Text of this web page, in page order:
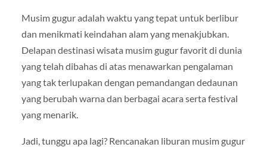
Musim gugur adalah waktu yang tepat untuk berlibur
dan menikmati keindahan alam yang menakjubkan.
Delapan destinasi wisata musim gugur favorit di dunia
yang telah dibahas di atas menawarkan pengalaman
yang tak terlupakan dengan pemandangan dedaunan
yang berubah warna dan berbagai acara serta festival
yang menarik.
Jadi, tunggu apa lagi? Rencanakan liburan musim gugur